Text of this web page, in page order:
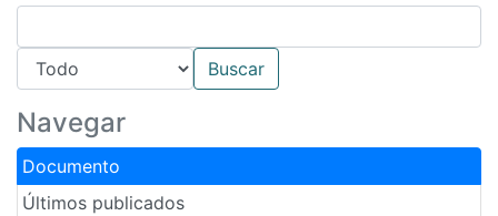
Navegar
Documento
Últimos publicados